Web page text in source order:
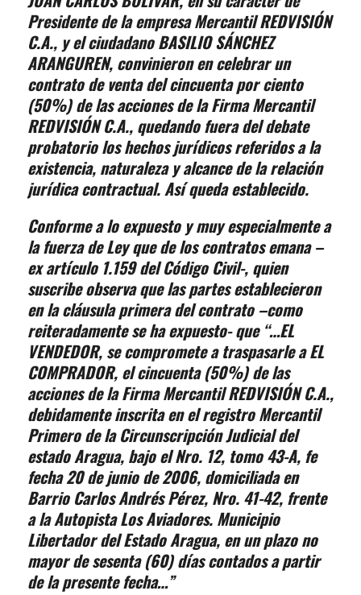
Presidente de la empresa Mercantil REDVISIÓN
C.A., y el ciudadano BASILIO SÁNCHEZ
ARANGUREN, convinieron en celebrar un
contrato de venta del cincuenta por ciento
(50%) de las acciones de la Firma Mercantil
REDVISIÓN C.A., quedando fuera del debate
probatorio los hechos jurídicos referidos a la
existencia, naturaleza y alcance de la relación
jurídica contractual. Así queda establecido.
Conforme a lo expuesto y muy especialmente a
la fuerza de Ley que de los contratos emana –
ex artículo 1.159 del Código Civil-, quien
suscribe observa que las partes establecieron
en la cláusula primera del contrato –como
reiteradamente se ha expuesto- que “…EL
VENDEDOR, se compromete a traspasarle a EL
COMPRADOR, el cincuenta (50%) de las
acciones de la Firma Mercantil REDVISIÓN C.A.,
debidamente inscrita en el registro Mercantil
Primero de la Circunscripción Judicial del
estado Aragua, bajo el Nro. 12, tomo 43-A, fe
fecha 20 de junio de 2006, domiciliada en
Barrio Carlos Andrés Pérez, Nro. 41-42, frente
a la Autopista Los Aviadores. Municipio
Libertador del Estado Aragua, en un plazo no
mayor de sesenta (60) días contados a partir
de la presente fecha…”